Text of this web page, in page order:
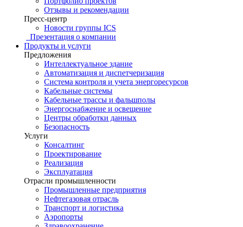
Отзывы и рекомендации
Пресс-центр
Новости группы ICS
Презентация о компании
Продукты и услуги
Предложения
Интеллектуальное здание
Автоматизация и диспетчеризация
Система контроля и учета энергоресурсов
Кабельные системы
Кабельные трассы и фальшполы
Энергоснабжение и освещение
Центры обработки данных
Безопасность
Услуги
Консалтинг
Проектирование
Реализация
Эксплуатация
Отрасли промышленности
Промышленные предприятия
Нефтегазовая отрасль
Транспорт и логистика
Аэропорты